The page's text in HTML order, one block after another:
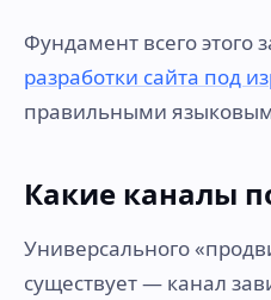
Фундамент всего этого
разработки сайта под
правильными
Какие каналы
Универсального
существует — канал